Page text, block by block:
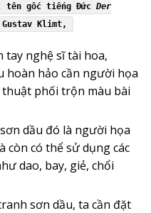
gốc tiếng Đức Der
Gustav Klimt,
tay nghệ sĩ tài hoa,
hoàn hảo cần người họa
thuật phối trộn màu bài
dầu đó là người họa
còn có thể sử dụng các
dao, bay, giẻ, chổi
sơn dầu, ta cần đặt